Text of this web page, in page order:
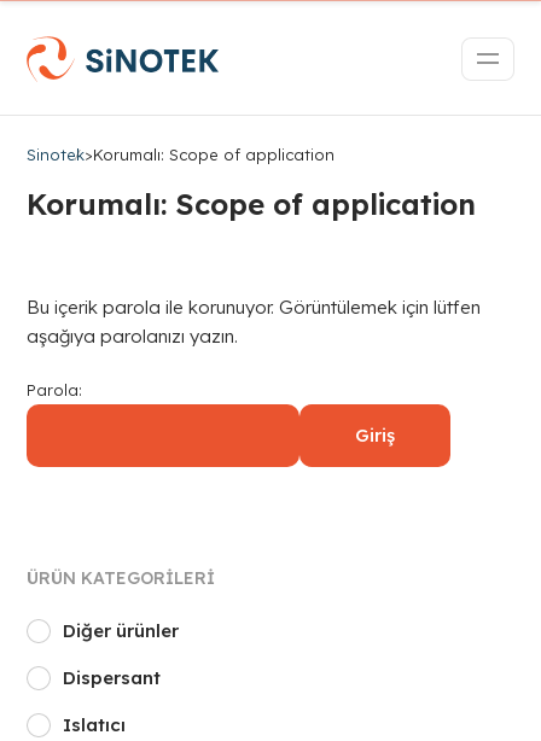
Sinotek>Korumalı: Scope of application
Korumalı: Scope of application
Bu içerik parola ile korunuyor. Görüntülemek için lütfen
aşağıya parolanızı yazın.
Parola:
ÜRÜN KATEGORILERI
Diğer ürünler
Dispersant
Islatıcı